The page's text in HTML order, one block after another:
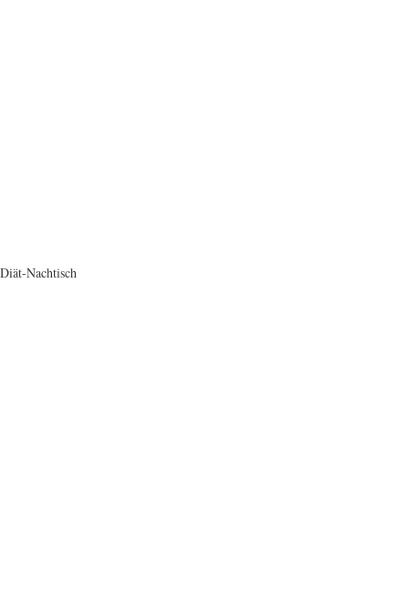
Diät-Nachtisch